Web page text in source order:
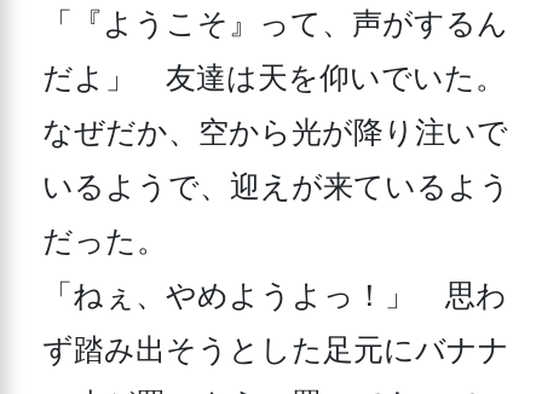
「『ようこそ』って、声がするん
だよ」　友達は天を仰いでいた。
なぜだか、空から光が降り注いで
いるようで、迎えが来ているよう
だった。
「ねぇ、やめようよっ！」　思わ
ず踏み出そうとした足元にバナナ